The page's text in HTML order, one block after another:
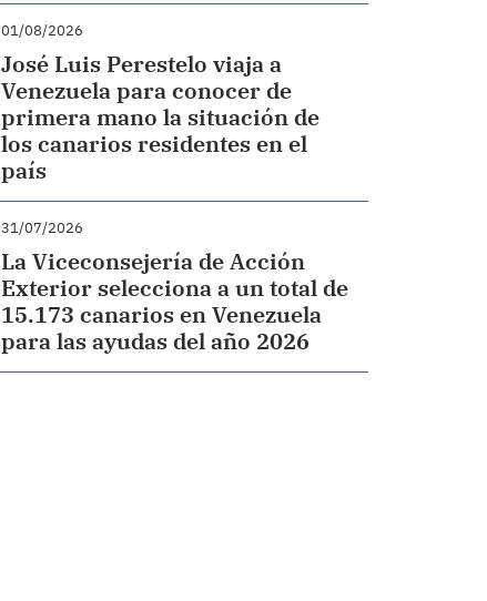
01/08/2026
José Luis Perestelo viaja a
Venezuela para conocer de
primera mano la situación de
los canarios residentes en el
país
31/07/2026
La Viceconsejería de Acción
Exterior selecciona a un total de
15.173 canarios en Venezuela
para las ayudas del año 2026